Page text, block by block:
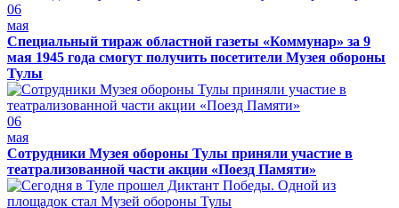
06
мая
Специальный тираж областной газеты «Коммунар» за 9
мая 1945 года смогут получить посетители Музея обороны
Тулы
06
мая
Сотрудники Музея обороны Тулы приняли участие в
театрализованной части акции «Поезд Памяти»